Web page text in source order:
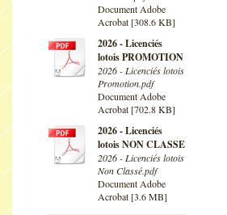
Document Adobe
Acrobat [308.6 KB]
2026 - Licenciés
lotois PROMOTION
2026 - Licenciés lotois
Promotion.pdf
Document Adobe
Acrobat [702.8 KB]
2026 - Licenciés
lotois NON CLASSE
2026 - Licenciés lotois
Non Classé.pdf
Document Adobe
Acrobat [3.6 MB]